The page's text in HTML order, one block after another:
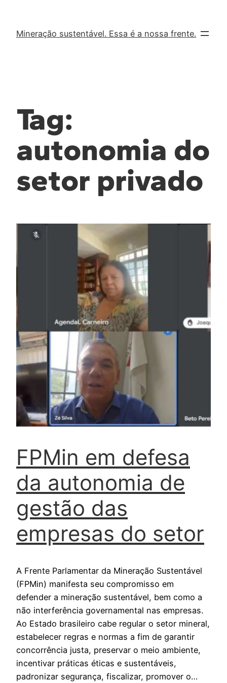
Mineração sustentável. Essa é a nossa frente.
Tag:
autonomia do
setor privado
FPMin em defesa
da autonomia de
gestão das
empresas do setor
A Frente Parlamentar da Mineração Sustentável
(FPMin) manifesta seu compromisso em
defender a mineração sustentável, bem como a
não interferência governamental nas empresas.
Ao Estado brasileiro cabe regular o setor mineral,
estabelecer regras e normas a fim de garantir
concorrência justa, preservar o meio ambiente,
incentivar práticas éticas e sustentáveis,
padronizar segurança, fiscalizar, promover o…